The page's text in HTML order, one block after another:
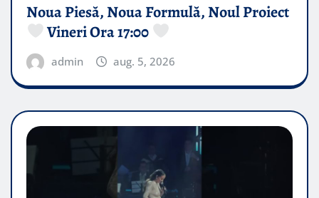
Noua Piesă, Noua Formulă, Noul Proiect
Vineri Ora 17:00
admin aug. 5, 2026